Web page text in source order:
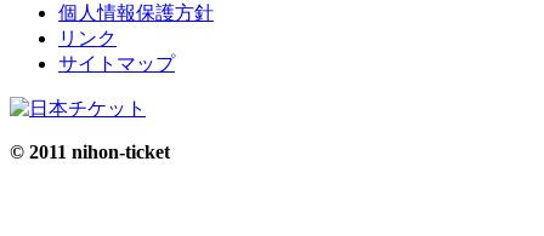
個人情報保護方針
リンク
サイトマップ
© 2011 nihon-ticket